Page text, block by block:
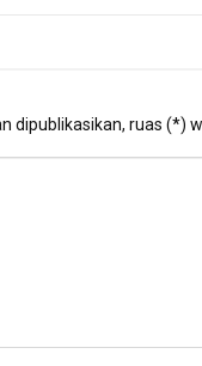
dipublikasikan, ruas (*)